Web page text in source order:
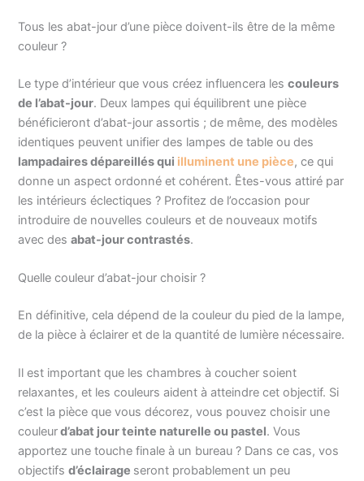
Tous les abat-jour d’une pièce doivent-ils être de la même
couleur ?
Le type d’intérieur que vous créez influencera lescouleurs
de l’abat-jour. Deux lampes qui équilibrent une pièce
bénéficieront d’abat-jour assortis ; de même, des modèles
identiques peuvent unifier des lampes de table ou des
lampadaires dépareillés qui illuminent une pièce, ce qui
donne un aspect ordonné et cohérent. Êtes-vous attiré par
les intérieurs éclectiques ? Profitez de l’occasion pour
introduire de nouvelles couleurs et de nouveaux motifs
avec desabat-jour contrastés.
Quelle couleur d’abat-jour choisir ?
En définitive, cela dépend de la couleur du pied de la lampe,
de la pièce à éclairer et de la quantité de lumière nécessaire.
Il est important que les chambres à coucher soient
relaxantes, et les couleurs aident à atteindre cet objectif. Si
c’est la pièce que vous décorez, vous pouvez choisir une
couleurd’abat jour teinte naturelle ou pastel. Vous
apportez une touche finale à un bureau ? Dans ce cas, vos
objectifsd’éclairage seront probablement un peu